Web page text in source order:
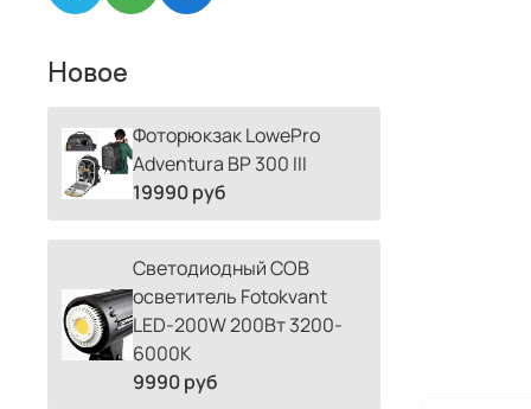
Новое
Фоторюкзак LowePro
Adventura BP 300 III
19990 руб
Светодиодный COB
осветитель Fotokvant
LED-200W 200Вт 3200-
6000К
9990 руб